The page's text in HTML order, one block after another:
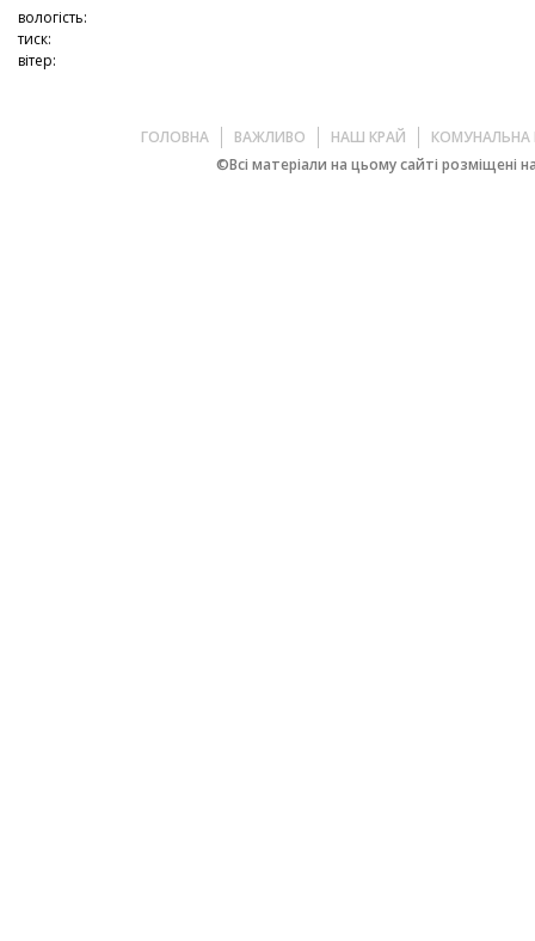
вологість:
тиск:
вітер:
ГОЛОВНА ВАЖЛИВО НАШ КРАЙ
КОМУНАЛЬНА
©Всі матеріали на цьому сайті розміщені